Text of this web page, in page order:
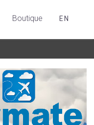
Boutique EN